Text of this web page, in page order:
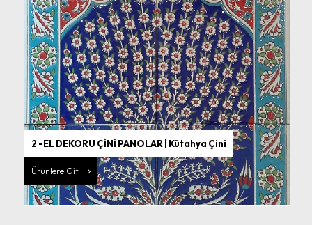
2 -EL DEKORU ÇİNİ PANOLAR | Kütahya Çini
Ürünlere Git